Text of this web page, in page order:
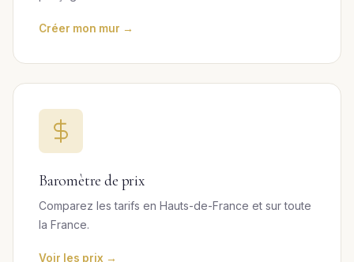
Créer mon mur →
Baromètre de prix
Comparez les tarifs en Hauts-de-France et sur toute
la France.
Voir les prix →